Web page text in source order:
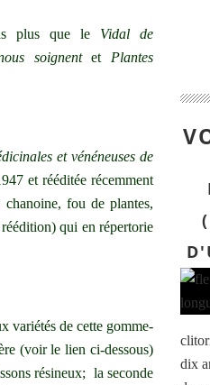
plus que le Vidal de
soignentet Plantes
et vénéneuses de
et rééditée récemment
fou de plantes,
qui en répertorie
variétés de cette gomme-
(voir le lien ci-dessous)
résineux; la seconde
dix